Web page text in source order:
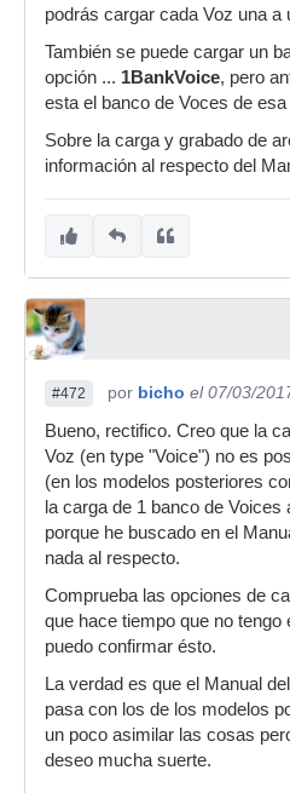
podrás cargar cada Voz una a
También se puede cargar un
opción ... 1BankVoice, pero
esta el banco de Voces de esa
Sobre la carga y grabado de
información al respecto del
#472 por bicho el 07/03/
Bueno, rectifico. Creo que la
Voz (en type "Voice") no es
(en los modelos posteriores
la carga de 1 banco de Voices
porque he buscado en el
nada al respecto.
Comprueba las opciones de
que hace tiempo que no
puedo confirmar ésto.
La verdad es que el Manual
pasa con los de los modelos
un poco asimilar las cosas
deseo mucha suerte.